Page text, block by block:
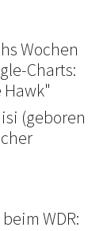
Wochen
Charts:
Hawk"
(geboren
WDR: